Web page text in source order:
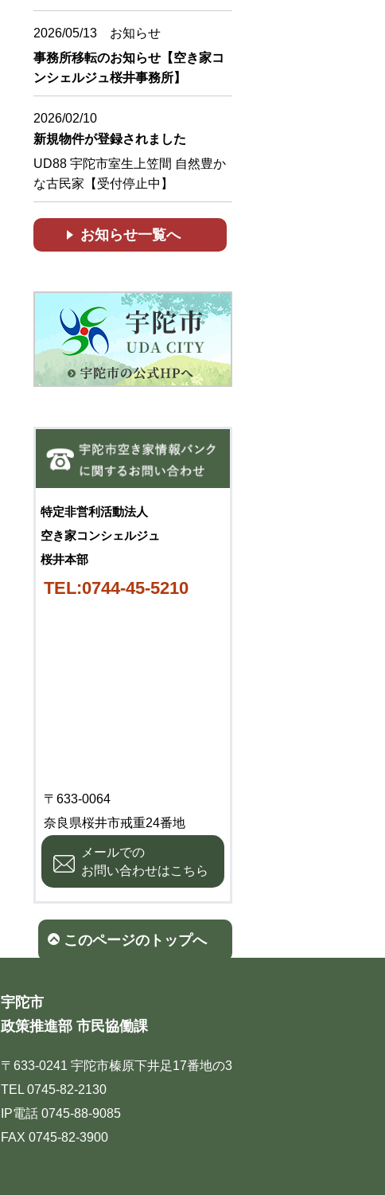
2026/05/13 お知らせ
事務所移転のお知らせ【空き家コ
ンシェルジュ桜井事務所】
2026/02/10
新規物件が登録されました
UD88 宇陀市室生上笠間 自然豊か
な古民家【受付停止中】
お知らせ一覧へ
特定非営利活動法人
空き家コンシェルジュ
桜井本部
TEL:0744-45-5210
〒633-0064
奈良県桜井市戒重24番地
メールでの
お問い合わせはこちら
このページのトップへ
宇陀市
政策推進部 市民協働課
〒633-0241 宇陀市榛原下井足17番地の3
TEL 0745-82-2130
IP電話 0745-88-9085
FAX 0745-82-3900